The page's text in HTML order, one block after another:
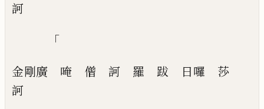
訶
「
金剛廣 唵 僧 訶 羅 跋 日囉
莎
訶